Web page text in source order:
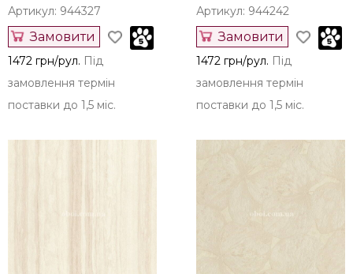
Артикул: 944327
Замовити
1472 грн/рул. Під
замовлення термін
поставки до 1,5 міс.
Артикул: 944242
Замовити
1472 грн/рул. Під
замовлення термін
поставки до 1,5 міс.